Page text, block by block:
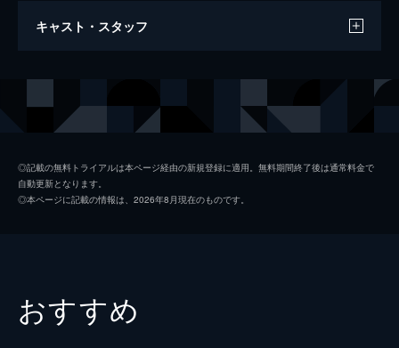
なん・なんだ
キャスト・スタッフ
小田美智子 烏丸せつこ
監督
◎記載の無料トライアルは本ページ経由の新規登録に適用。無料期間終了後は通常料金で
自動更新となります。
◎本ページに記載の情報は、2026年8月現在のものです。
おすすめ